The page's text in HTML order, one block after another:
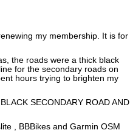
my membership. It is for
the roads were a thick black
for the secondary roads on
hours trying to brighten my
SECONDARY ROAD AND
, BBBikes and Garmin OSM